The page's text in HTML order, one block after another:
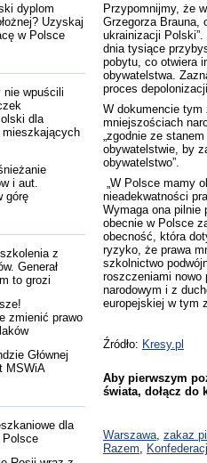
dyplom
Uzyskaj
w Polsce
nie wpuścili
dla
i aut.
górę
z
Generał
to grozi
zmienić prawo
Głównej
MSWiA
dla
Polsce
Przypomnijmy, że
Grzegorza Brauna,
ukrainizacji
dnia tysiące
pobytu, co otwiera
obywatelstwa.
proces
W dokumencie tym
mniejszościach
„zgodnie ze
obywatelstwie, by
obywatelstwo”.
„W Polsce mamy
nieadekwatności
Wymaga ona pilnie
obecnie w Polsce
obecność, która
ryzyko, że prawa
szkolnictwo
roszczeniami nowo
narodowym i z
europejskiej w tym
Źródło: Kresy.pl
Aby pierwszym
świata, dołącz do
Warszawa zakaz
Razem